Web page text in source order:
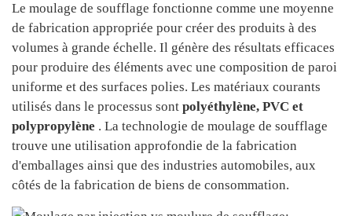
Le moulage de soufflage fonctionne comme une moyenne
de fabrication appropriée pour créer des produits à des
volumes à grande échelle. Il génère des résultats efficaces
pour produire des éléments avec une composition de paroi
uniforme et des surfaces polies. Les matériaux courants
utilisés dans le processus sont polyéthylène, PVC et
polypropylène . La technologie de moulage de soufflage
trouve une utilisation approfondie de la fabrication
d'emballages ainsi que des industries automobiles, aux
côtés de la fabrication de biens de consommation.